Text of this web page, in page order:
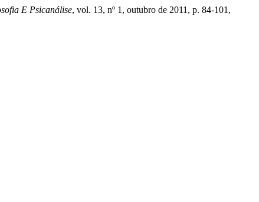
E Psicanálise, vol. 13, nº 1, outubro de 2011, p. 84-101,